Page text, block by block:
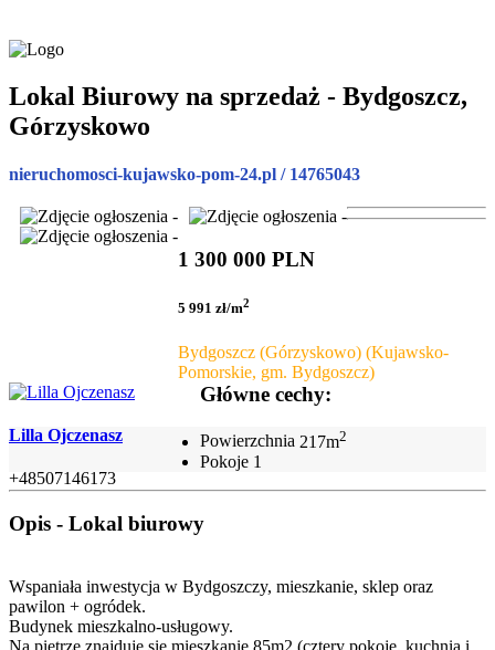
Lokal Biurowy na sprzedaż - Bydgoszcz,
Górzyskowo
nieruchomosci-kujawsko-pom-24.pl / 14765043
1 300 000 PLN
5 991 zł/m2
Bydgoszcz (Górzyskowo) (Kujawsko-
Pomorskie, gm. Bydgoszcz)
Lilla Ojczenasz
+48507146173
Główne cechy:
Powierzchnia 217m2
Pokoje 1
Opis - Lokal biurowy
Wspaniała inwestycja w Bydgoszczy, mieszkanie, sklep oraz
pawilon + ogródek.
Budynek mieszkalno-usługowy.
Na piętrze znajduje się mieszkanie 85m2 (cztery pokoje, kuchnia i